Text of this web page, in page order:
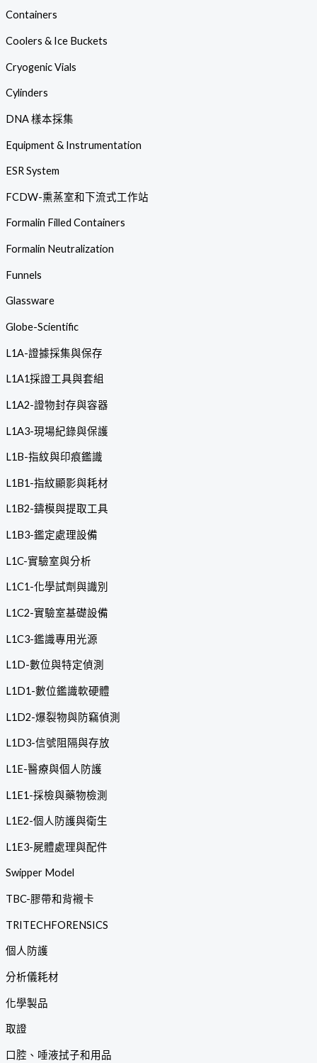
Containers
Coolers & Ice Buckets
Cryogenic Vials
Cylinders
DNA 樣本採集
Equipment & Instrumentation
ESR System
FCDW-熏蒸室和下流式工作站
Formalin Filled Containers
Formalin Neutralization
Funnels
Glassware
Globe-Scientific
L1A-證據採集與保存
L1A1採證工具與套組
L1A2-證物封存與容器
L1A3-現場紀錄與保護
L1B-指紋與印痕鑑識
L1B1-指紋顯影與耗材
L1B2-鑄模與提取工具
L1B3-鑑定處理設備
L1C-實驗室與分析
L1C1-化學試劑與識別
L1C2-實驗室基礎設備
L1C3-鑑識專用光源
L1D-數位與特定偵測
L1D1-數位鑑識軟硬體
L1D2-爆裂物與防竊偵測
L1D3-信號阻隔與存放
L1E-醫療與個人防護
L1E1-採檢與藥物檢測
L1E2-個人防護與衛生
L1E3-屍體處理與配件
Swipper Model
TBC-膠帶和背襯卡
TRITECHFORENSICS
個人防護
分析儀耗材
化學製品
取證
口腔、唾液拭子和用品